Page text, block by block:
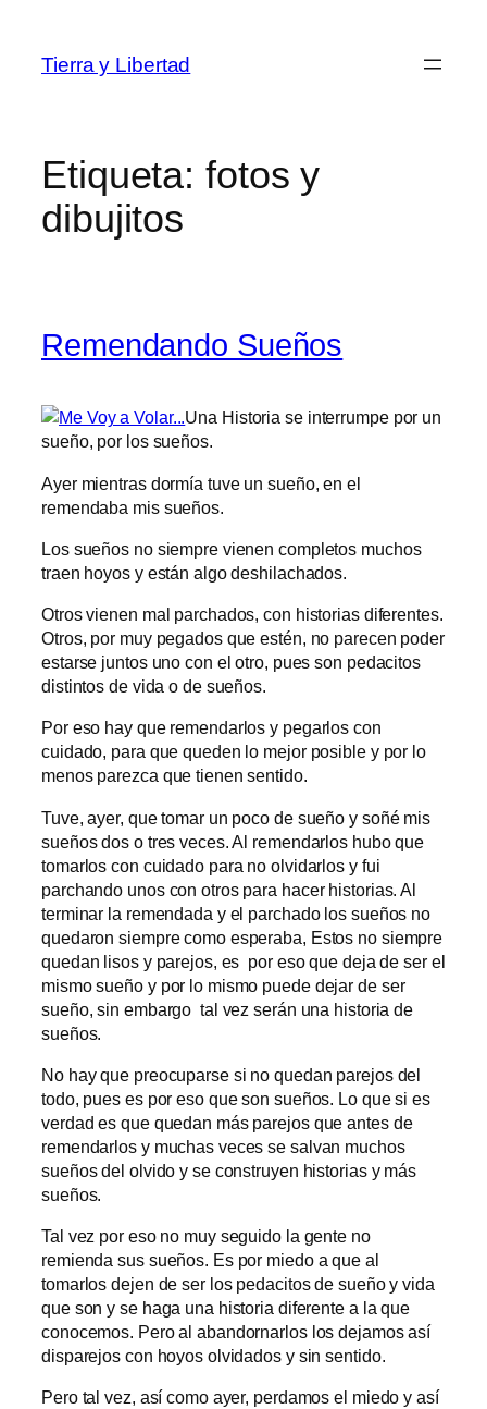
contenido
Tierra y Libertad
Etiqueta: fotos y
dibujitos
Remendando Sueños
Una Historia se interrumpe por un
sueño, por los sueños.
Ayer mientras dormía tuve un sueño, en el
remendaba mis sueños.
Los sueños no siempre vienen completos muchos
traen hoyos y están algo deshilachados.
Otros vienen mal parchados, con historias diferentes.
Otros, por muy pegados que estén, no parecen poder
estarse juntos uno con el otro, pues son pedacitos
distintos de vida o de sueños.
Por eso hay que remendarlos y pegarlos con
cuidado, para que queden lo mejor posible y por lo
menos parezca que tienen sentido.
Tuve, ayer, que tomar un poco de sueño y soñé mis
sueños dos o tres veces. Al remendarlos hubo que
tomarlos con cuidado para no olvidarlos y fui
parchando unos con otros para hacer historias. Al
terminar la remendada y el parchado los sueños no
quedaron siempre como esperaba, Estos no siempre
quedan lisos y parejos, es por eso que deja de ser el
mismo sueño y por lo mismo puede dejar de ser
sueño, sin embargo tal vez serán una historia de
sueños.
No hay que preocuparse si no quedan parejos del
todo, pues es por eso que son sueños. Lo que si es
verdad es que quedan más parejos que antes de
remendarlos y muchas veces se salvan muchos
sueños del olvido y se construyen historias y más
sueños.
Tal vez por eso no muy seguido la gente no
remienda sus sueños. Es por miedo a que al
tomarlos dejen de ser los pedacitos de sueño y vida
que son y se haga una historia diferente a la que
conocemos. Pero al abandornarlos los dejamos así
disparejos con hoyos olvidados y sin sentido.
Pero tal vez, así como ayer, perdamos el miedo y así